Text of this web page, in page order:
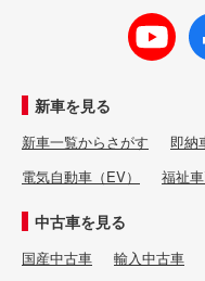
新車を見る
新車一覧からさがす 即納
電気自動車（EV）
福祉
中古車を見る
国産中古車 輸入中古車